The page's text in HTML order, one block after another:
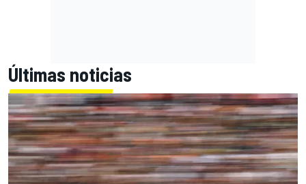
Últimas noticias